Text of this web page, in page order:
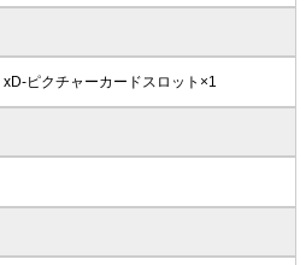
ピクチャーカードスロット×1